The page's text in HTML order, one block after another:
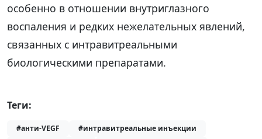
особенно в отношении внутриглазного
воспаления и редких нежелательных явлений,
связанных с интравитреальными
биологическими препаратами.
Теги:
#анти-VEGF
#интравитреальные инъекции